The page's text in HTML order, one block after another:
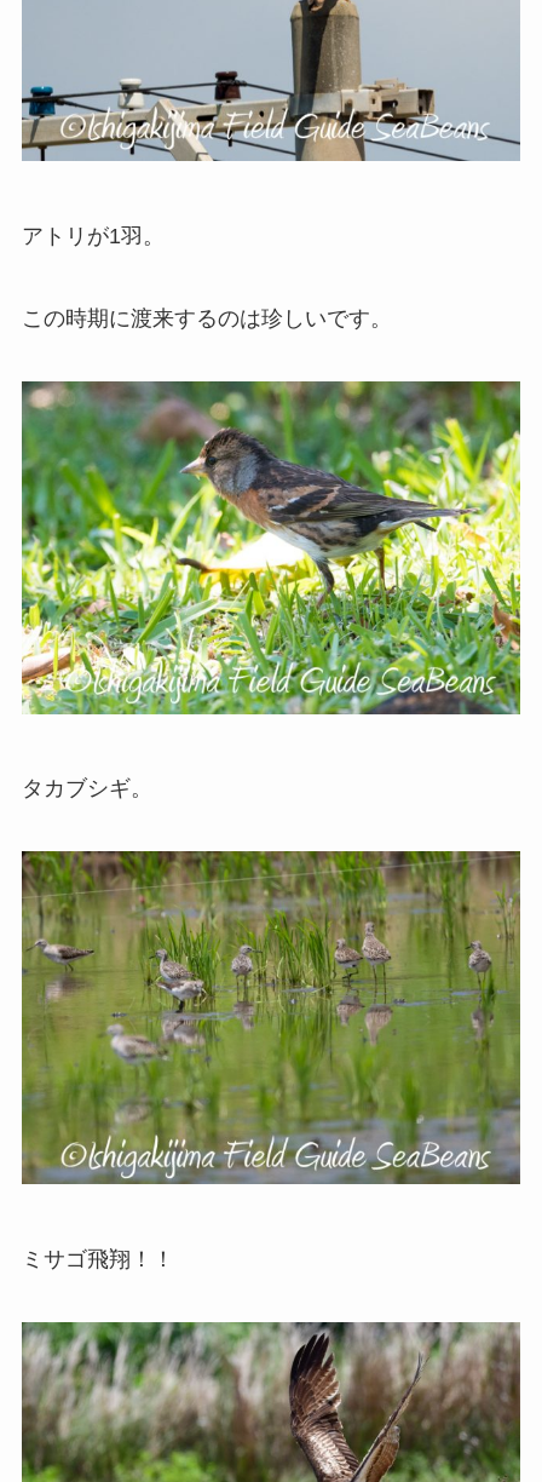
アトリが1羽。
この時期に渡来するのは珍しいです。
タカブシギ。
ミサゴ飛翔！！